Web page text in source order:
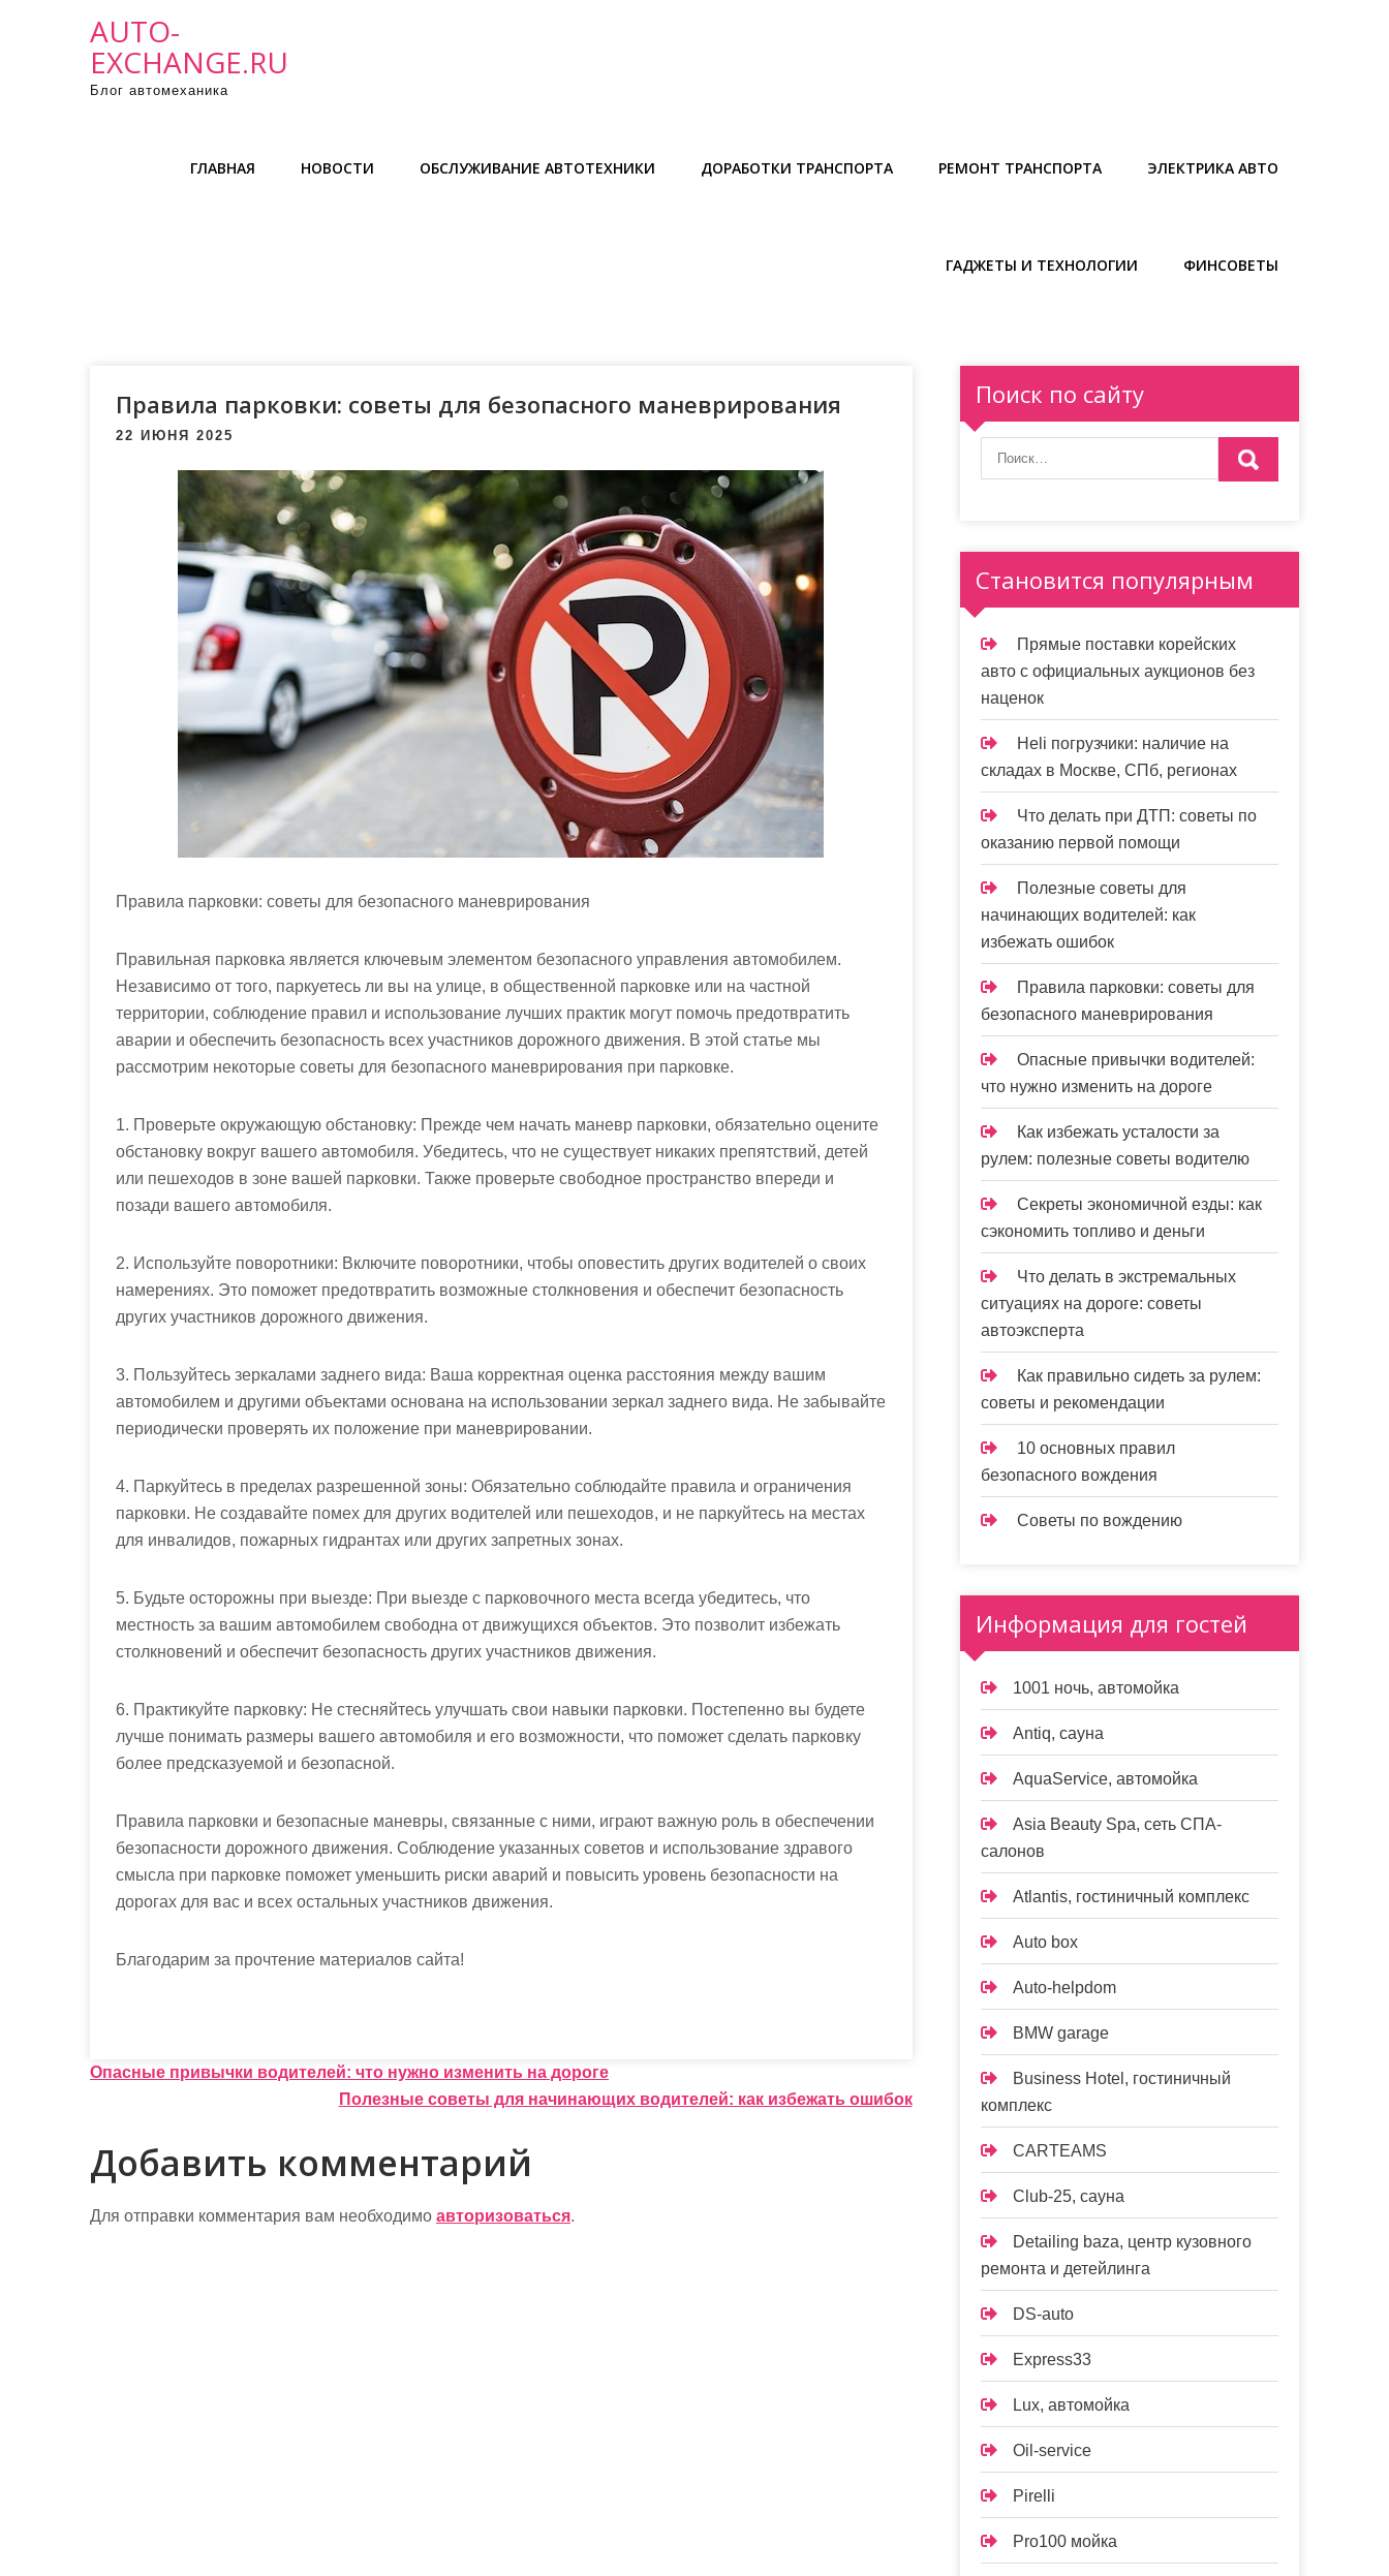
AUTO-
EXCHANGE.RU
Блог автомеханика
ГЛАВНАЯ НОВОСТИ ОБСЛУЖИВАНИЕ АВТОТЕХНИКИ ДОРАБОТКИ ТРАНСПОРТА РЕМОНТ ТРАНСПОРТА ЭЛЕКТРИКА АВТО
ГАДЖЕТЫ И ТЕХНОЛОГИИ ФИНСОВЕТЫ
Правила парковки: советы для безопасного маневрирования
22 ИЮНЯ 2025
Правила парковки: советы для безопасного маневрирования
Правильная парковка является ключевым элементом безопасного управления автомобилем.
Независимо от того, паркуетесь ли вы на улице, в общественной парковке или на частной
территории, соблюдение правил и использование лучших практик могут помочь предотвратить
аварии и обеспечить безопасность всех участников дорожного движения. В этой статье мы
рассмотрим некоторые советы для безопасного маневрирования при парковке.
1. Проверьте окружающую обстановку: Прежде чем начать маневр парковки, обязательно оцените
обстановку вокруг вашего автомобиля. Убедитесь, что не существует никаких препятствий, детей
или пешеходов в зоне вашей парковки. Также проверьте свободное пространство впереди и
позади вашего автомобиля.
2. Используйте поворотники: Включите поворотники, чтобы оповестить других водителей о своих
намерениях. Это поможет предотвратить возможные столкновения и обеспечит безопасность
других участников дорожного движения.
3. Пользуйтесь зеркалами заднего вида: Ваша корректная оценка расстояния между вашим
автомобилем и другими объектами основана на использовании зеркал заднего вида. Не забывайте
периодически проверять их положение при маневрировании.
4. Паркуйтесь в пределах разрешенной зоны: Обязательно соблюдайте правила и ограничения
парковки. Не создавайте помех для других водителей или пешеходов, и не паркуйтесь на местах
для инвалидов, пожарных гидрантах или других запретных зонах.
5. Будьте осторожны при выезде: При выезде с парковочного места всегда убедитесь, что
местность за вашим автомобилем свободна от движущихся объектов. Это позволит избежать
столкновений и обеспечит безопасность других участников движения.
6. Практикуйте парковку: Не стесняйтесь улучшать свои навыки парковки. Постепенно вы будете
лучше понимать размеры вашего автомобиля и его возможности, что поможет сделать парковку
более предсказуемой и безопасной.
Правила парковки и безопасные маневры, связанные с ними, играют важную роль в обеспечении
безопасности дорожного движения. Соблюдение указанных советов и использование здравого
смысла при парковке поможет уменьшить риски аварий и повысить уровень безопасности на
дорогах для вас и всех остальных участников движения.
Благодарим за прочтение материалов сайта!
Н
в
и
г
Опасные привычки водителей: что нужно изменить на дороге
Полезные советы для начинающих водителей: как избежать ошибок
Добавить комментарий
Для отправки комментария вам необходимо авторизоваться.
Поиск по сайту
Становится популярным
Прямые поставки корейских
авто с официальных аукционов без
наценок
Heli погрузчики: наличие на
складах в Москве, СПб, регионах
Что делать при ДТП: советы по
оказанию первой помощи
Полезные советы для
начинающих водителей: как
избежать ошибок
Правила парковки: советы для
безопасного маневрирования
Опасные привычки водителей:
что нужно изменить на дороге
Как избежать усталости за
рулем: полезные советы водителю
Секреты экономичной езды: как
сэкономить топливо и деньги
Что делать в экстремальных
ситуациях на дороге: советы
автоэксперта
Как правильно сидеть за рулем:
советы и рекомендации
10 основных правил
безопасного вождения
Советы по вождению
Информация для гостей
1001 ночь, автомойка
Antiq, сауна
AquaService, автомойка
Asia Beauty Spa, сеть СПА-
салонов
Atlantis, гостиничный комплекс
Auto box
Auto-helpdom
BMW garage
Business Hotel, гостиничный
комплекс
CARTEAMS
Club-25, сауна
Detailing baza, центр кузовного
ремонта и детейлинга
DS-auto
Express33
Lux, автомойка
Oil-service
Pirelli
Pro100 мойка